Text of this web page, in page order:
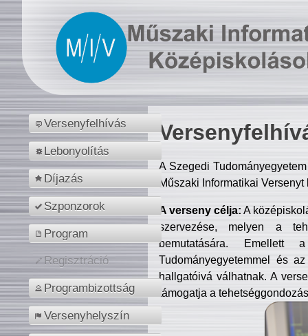
Versenyfelhívás
Lebonyolítás
Díjazás
Szponzorok
Program
Regisztráció
Programbizottság
Versenyhelyszín
A Szegedi
Műszaki Informatikai
A verseny célja: A
szervezése, melyen a
bemutatására. Emellett
Tudományegyetemmel és
hallgatóivá válhatnak. A
támogatja a